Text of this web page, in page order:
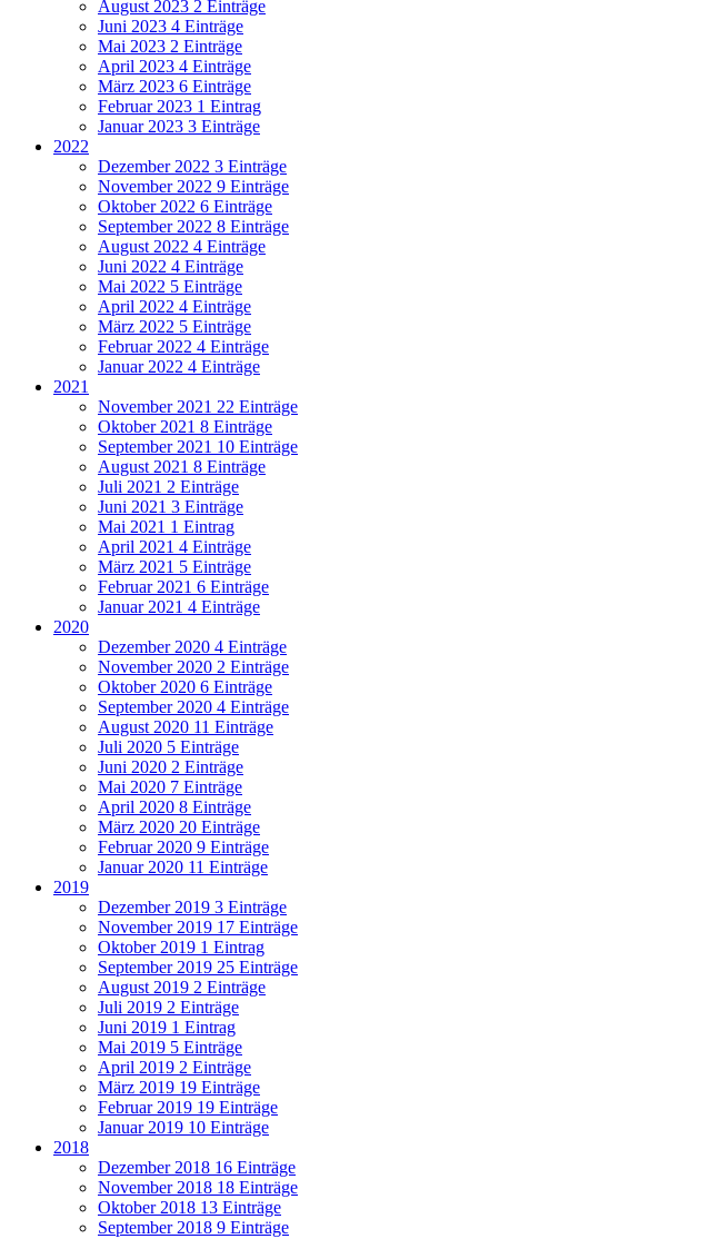
August 2023 2 Einträge
Juni 2023 4 Einträge
Mai 2023 2 Einträge
April 2023 4 Einträge
März 2023 6 Einträge
Februar 2023 1 Eintrag
Januar 2023 3 Einträge
2022
Dezember 2022 3 Einträge
November 2022 9 Einträge
Oktober 2022 6 Einträge
September 2022 8 Einträge
August 2022 4 Einträge
Juni 2022 4 Einträge
Mai 2022 5 Einträge
April 2022 4 Einträge
März 2022 5 Einträge
Februar 2022 4 Einträge
Januar 2022 4 Einträge
2021
November 2021 22 Einträge
Oktober 2021 8 Einträge
September 2021 10 Einträge
August 2021 8 Einträge
Juli 2021 2 Einträge
Juni 2021 3 Einträge
Mai 2021 1 Eintrag
April 2021 4 Einträge
März 2021 5 Einträge
Februar 2021 6 Einträge
Januar 2021 4 Einträge
2020
Dezember 2020 4 Einträge
November 2020 2 Einträge
Oktober 2020 6 Einträge
September 2020 4 Einträge
August 2020 11 Einträge
Juli 2020 5 Einträge
Juni 2020 2 Einträge
Mai 2020 7 Einträge
April 2020 8 Einträge
März 2020 20 Einträge
Februar 2020 9 Einträge
Januar 2020 11 Einträge
2019
Dezember 2019 3 Einträge
November 2019 17 Einträge
Oktober 2019 1 Eintrag
September 2019 25 Einträge
August 2019 2 Einträge
Juli 2019 2 Einträge
Juni 2019 1 Eintrag
Mai 2019 5 Einträge
April 2019 2 Einträge
März 2019 19 Einträge
Februar 2019 19 Einträge
Januar 2019 10 Einträge
2018
Dezember 2018 16 Einträge
November 2018 18 Einträge
Oktober 2018 13 Einträge
September 2018 9 Einträge